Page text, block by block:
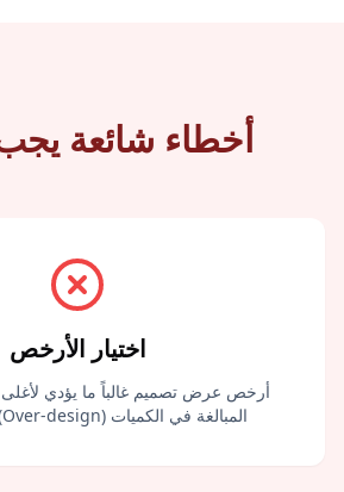
أخطاء شائعة يجب
اختيار الأرخص
أرخص عرض تصميم غالباً ما يؤدي لأغلى
المبالغة في الكميات (Over-design) لعدم الخبرة.